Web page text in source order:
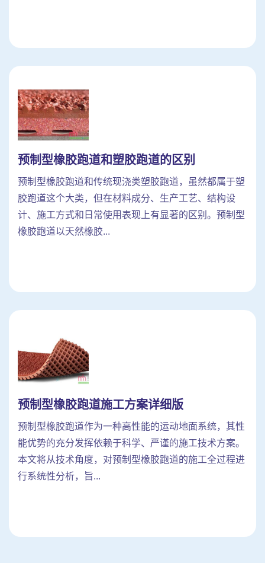
预制型橡胶跑道和塑胶跑道的区别
预制型橡胶跑道和传统现浇类塑胶跑道，虽然都属于塑
胶跑道这个大类，但在材料成分、生产工艺、结构设
计、施工方式和日常使用表现上有显著的区别。预制型
橡胶跑道以天然橡胶...
预制型橡胶跑道施工方案详细版
预制型橡胶跑道作为一种高性能的运动地面系统，其性
能优势的充分发挥依赖于科学、严谨的施工技术方案。
本文将从技术角度，对预制型橡胶跑道的施工全过程进
行系统性分析，旨...